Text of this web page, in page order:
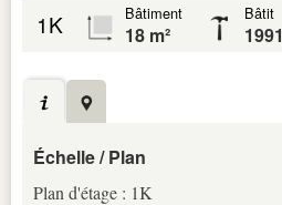
1K Bâtiment
18 m²
Bâtit
1991
Échelle / Plan
Plan d'étage : 1K